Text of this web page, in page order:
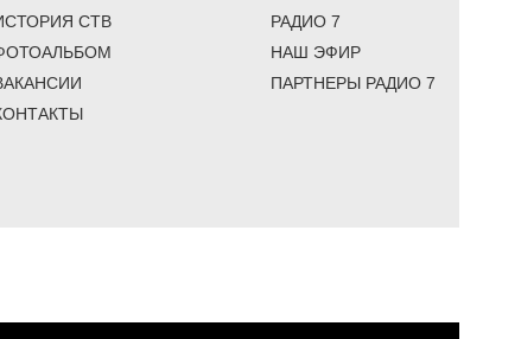
СТВ
РАДИО 7
НАШ ЭФИР
ПАРТНЕРЫ РАДИО 7